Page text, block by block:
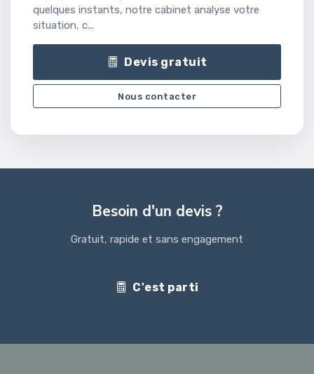
quelques instants, notre cabinet analyse votre
situation, c...
Devis gratuit
Nous contacter
Besoin d'un devis ?
Gratuit, rapide et sans engagement
C'est parti